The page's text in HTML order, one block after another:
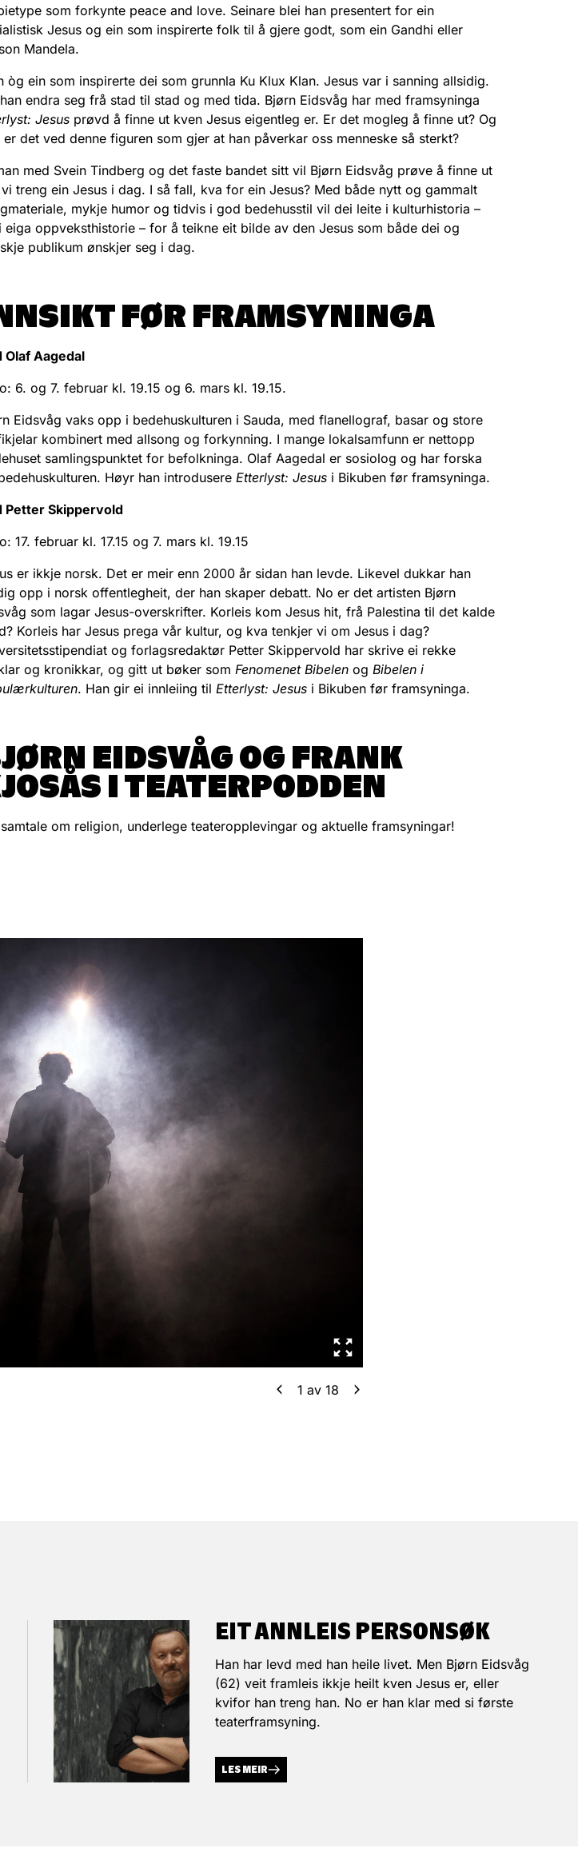
som forkynte peace and love. Seinare blei han presentert for ein
Jesus og ein som inspirerte folk til å gjere godt, som ein Gandhi eller
Mandela.
òg ein som inspirerte dei som grunnla Ku Klux Klan. Jesus var i sanning allsidig.
endra seg frå stad til stad og med tida. Bjørn Eidsvåg har med framsyninga
Jesus prøvd å finne ut kven Jesus eigentleg er. Er det mogleg å finne ut? Og
er det ved denne figuren som gjer at han påverkar oss menneske så sterkt?
med Svein Tindberg og det faste bandet sitt vil Bjørn Eidsvåg prøve å finne ut
treng ein Jesus i dag. I så fall, kva for ein Jesus? Med både nytt og gammalt
mykje humor og tidvis i god bedehusstil vil dei leite i kulturhistoria –
eiga oppveksthistorie – for å teikne eit bilde av den Jesus som både dei og
publikum ønskjer seg i dag.
FØR FRAMSYNINGA
Olaf Aagedal
6. og 7. februar kl. 19.15 og 6. mars kl. 19.15.
Eidsvåg vaks opp i bedehuskulturen i Sauda, med flanellograf, basar og store
kombinert med allsong og forkynning. I mange lokalsamfunn er nettopp
samlingspunktet for befolkninga. Olaf Aagedal er sosiolog og har forska
Høyr han introdusere Etterlyst: Jesus i Bikuben før framsyninga.
Petter Skippervold
17. februar kl. 17.15 og 7. mars kl. 19.15
er ikkje norsk. Det er meir enn 2000 år sidan han levde. Likevel dukkar han
opp i norsk offentlegheit, der han skaper debatt. No er det artisten Bjørn
som lagar Jesus-overskrifter. Korleis kom Jesus hit, frå Palestina til det kalde
Korleis har Jesus prega vår kultur, og kva tenkjer vi om Jesus i dag?
og forlagsredaktør Petter Skippervold har skrive ei rekke
og kronikkar, og gitt ut bøker som Fenomenet Bibelen og Bibelen i
. Han gir ei innleiing til Etterlyst: Jesus i Bikuben før framsyninga.
EIDSVÅG OG FRANK
I TEATERPODDEN
om religion, underlege teateropplevingar og aktuelle framsyningar!
1 av 18
EIT ANNLEIS PERSONSØK
Han har levd med han heile livet. Men Bjørn Eidsvåg
(62) veit framleis ikkje heilt kven Jesus er, eller
kvifor han treng han. No er han klar med si første
teaterframsyning.
LES MEIR